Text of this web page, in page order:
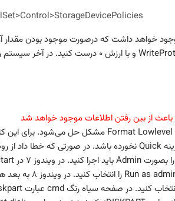
از بین رفتن اطلاعات موجود خواهد شد